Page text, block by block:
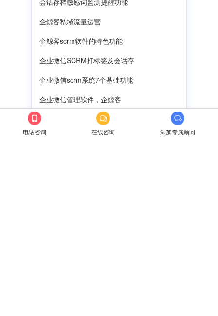
会话存档敏感词监测提醒功能
企鲸客私域流量运营
企鲸客scrm软件的特色功能
企业微信SCRM打标签及会话存
企业微信scrm系统7个基础功能
企业微信管理软件，企鲸客
企微SCRM系统的基本功能有哪
企鲸客scrm软件主要功能有哪
电话咨询 在线咨询 添加专属顾问